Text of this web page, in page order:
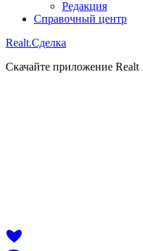
Редакция
Справочный центр
Realt.Сделка
Скачайте приложение Realt